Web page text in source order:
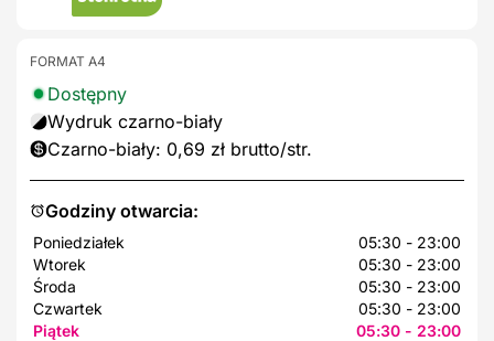
Godziny otwarcia:
Poniedziałek
05:30 - 23:00
Wtorek
05:30 - 23:00
Środa
05:30 - 23:00
Czwartek
05:30 - 23:00
Piątek
05:30 - 23:00
FORMAT A4
Dostępny
Wydruk czarno-biały
Czarno-biały: 0,69 zł brutto/str.